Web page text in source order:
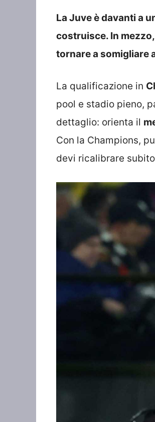
La Juve è davanti a
costruisce. In
tornare a somigliare
La qualificazione in
pool e stadio pieno,
dettaglio: orienta il
Con la Champions,
devi ricalibrare